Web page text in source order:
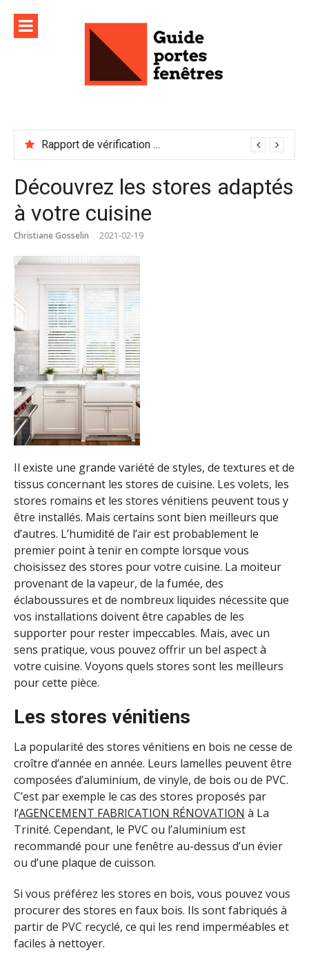
contenu
Rapport de vérification sécurité : à conserver précieusement
Découvrez les stores adaptés
à votre cuisine
Christiane Gosselin 2021-02-19
Il existe une grande variété de styles, de textures et de
tissus concernant les stores de cuisine. Les volets, les
stores romains et les stores vénitiens peuvent tous y
être installés. Mais certains sont bien meilleurs que
d’autres. L’humidité de l’air est probablement le
premier point à tenir en compte lorsque vous
choisissez des stores pour votre cuisine. La moiteur
provenant de la vapeur, de la fumée, des
éclaboussures et de nombreux liquides nécessite que
vos installations doivent être capables de les
supporter pour rester impeccables. Mais, avec un
sens pratique, vous pouvez offrir un bel aspect à
votre cuisine. Voyons quels stores sont les meilleurs
pour cette pièce.
Les stores vénitiens
La popularité des stores vénitiens en bois ne cesse de
croître d’année en année. Leurs lamelles peuvent être
composées d’aluminium, de vinyle, de bois ou de PVC.
C’est par exemple le cas des stores proposés par
l’AGENCEMENT FABRICATION RÉNOVATION à La
Trinité. Cependant, le PVC ou l’aluminium est
recommandé pour une fenêtre au-dessus d’un évier
ou d’une plaque de cuisson.
Si vous préférez les stores en bois, vous pouvez vous
procurer des stores en faux bois. Ils sont fabriqués à
partir de PVC recyclé, ce qui les rend imperméables et
faciles à nettoyer.